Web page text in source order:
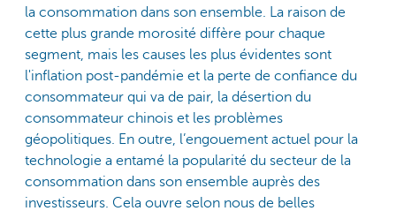
la consommation dans son ensemble. La raison de
cette plus grande morosité diffère pour chaque
segment, mais les causes les plus évidentes sont
l'inflation post-pandémie et la perte de confiance du
consommateur qui va de pair, la désertion du
consommateur chinois et les problèmes
géopolitiques. En outre, l’engouement actuel pour la
technologie a entamé la popularité du secteur de la
consommation dans son ensemble auprès des
investisseurs. Cela ouvre selon nous de belles